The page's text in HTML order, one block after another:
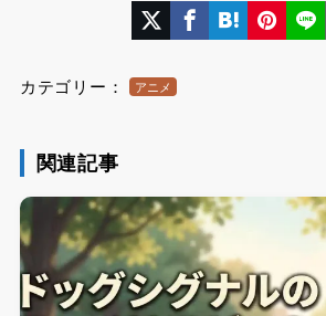
カテゴリー： アニメ
関連記事